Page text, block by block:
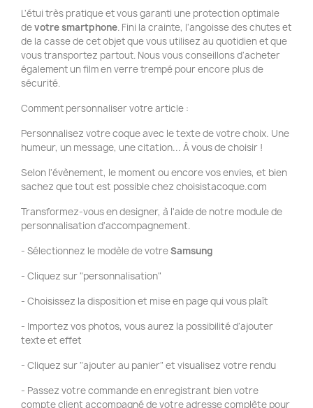
L'étui très pratique et vous garanti une protection optimale
devotre smartphone. Fini la crainte, l'angoisse des chutes et
de la casse de cet objet que vous utilisez au quotidien et que
vous transportez partout. Nous vous conseillons d'acheter
également un film en verre trempé pour encore plus de
sécurité.
Comment personnaliser votre article :
Personnalisez votre coque avec le texte de votre choix. Une
humeur, un message, une citation... À vous de choisir !
Selon l'évènement, le moment ou encore vos envies, et bien
sachez que tout est possible chez choisistacoque.com
Transformez-vous en designer, à l'aide de notre module de
personnalisation d'accompagnement.
- Sélectionnez le modèle de votreSamsung
- Cliquez sur "personnalisation"
- Choisissez la disposition et mise en page qui vous plaît
- Importez vos photos, vous aurez la possibilité d'ajouter
texte et effet
- Cliquez sur "ajouter au panier" et visualisez votre rendu
- Passez votre commande en enregistrant bien votre
compte client accompagné de votre adresse complète pour